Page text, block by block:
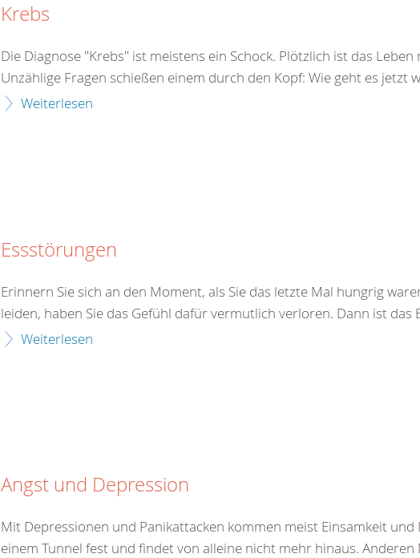
Krebs
Die Diagnose "Krebs" ist meistens ein Schock. Plötzlich ist das
Unzählige Fragen schießen einem durch den Kopf: Wie geht es jetzt
Weiterlesen
Essstörungen
Erinnern Sie sich an den Moment, als Sie das letzte Mal hungrig
leiden, haben Sie das Gefühl dafür vermutlich verloren. Dann ist das
Weiterlesen
Angst und Depression
Mit Depressionen und Panikattacken kommen meist Einsamkeit
einem Tunnel fest und findet von alleine nicht mehr hinaus. Anderen